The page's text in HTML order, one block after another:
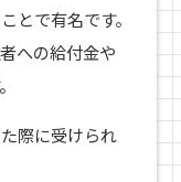
とで有名です。
への給付金や
際に受けられ